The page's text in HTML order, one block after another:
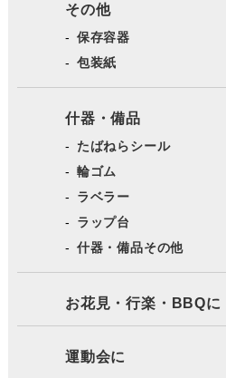
その他
保存容器
包装紙
什器・備品
たばねらシール
輪ゴム
ラベラー
ラップ台
什器・備品その他
お花見・行楽・BBQに
運動会に